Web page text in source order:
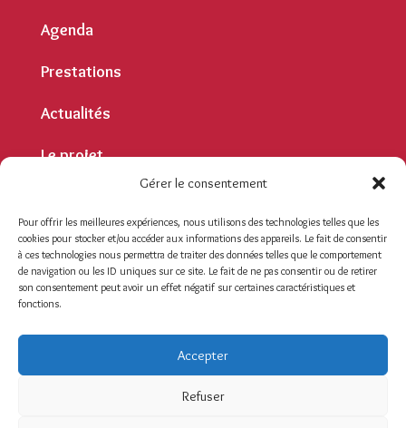
Gérer le consentement
Pour offrir les meilleures expériences, nous utilisons des technologies telles que les
cookies pour stocker et/ou accéder aux informations des appareils. Le fait de consentir
à ces technologies nous permettra de traiter des données telles que le comportement
de navigation ou les ID uniques sur ce site. Le fait de ne pas consentir ou de retirer
son consentement peut avoir un effet négatif sur certaines caractéristiques et
fonctions.
Accepter
Refuser
Agenda
Prestations
Actualités
Le projet
Contact
Mentions légales